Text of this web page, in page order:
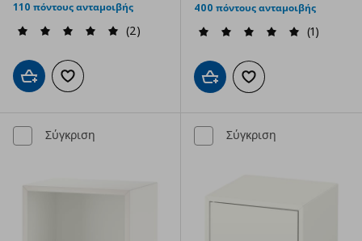
110 πόντους ανταμοιβής
(2)
Προσθήκη στο καλάθι
Προσθήκη στα αγαπημένα
400 πόντους ανταμοιβής
(1)
Προσθήκη στο καλάθι
Προσθήκη στα
Σύγκριση Σύγκριση